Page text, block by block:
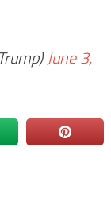
June 3,